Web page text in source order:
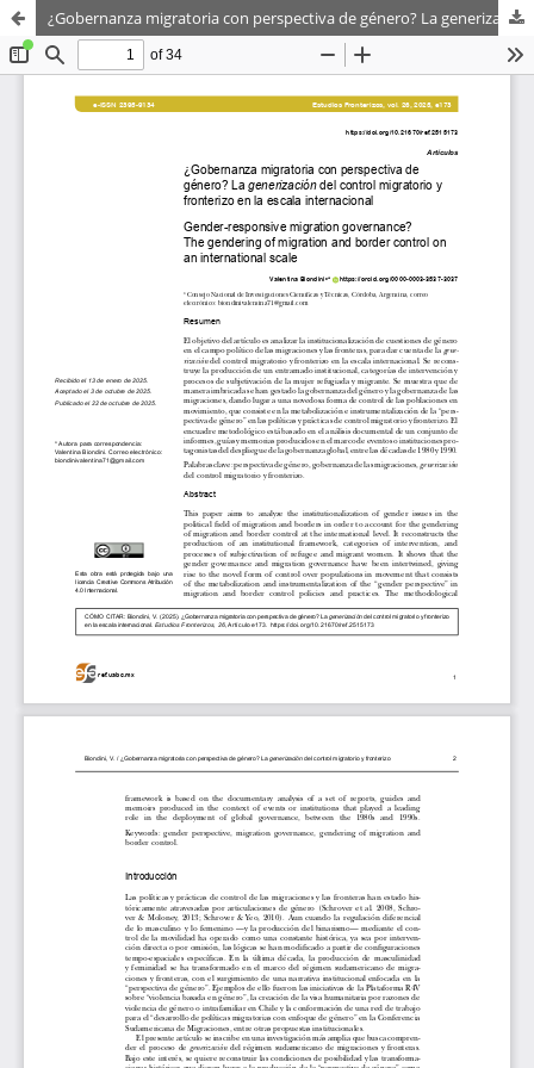
¿Gobernanza migratoria con perspectiva de género? La generización del control migratorio y fronterizo en la escala internacional